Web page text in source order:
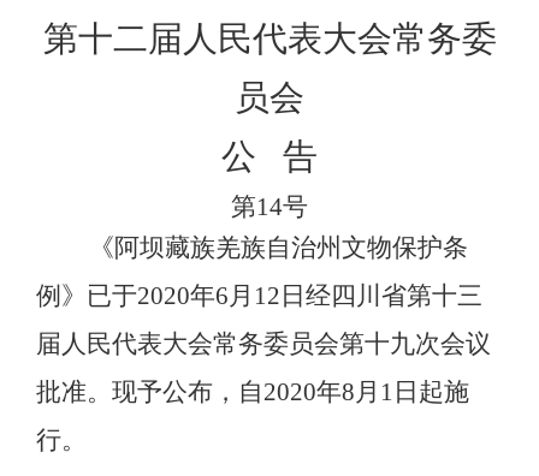
第十二届人民代表大会常务委
员会
公
告
第14号
《阿坝藏族羌族自治州文物保护条
例》已于2020年6月12日经四川省第十三
届人民代表大会常务委员会第十九次会议
批准。现予公布，自2020年8月1日起施
行。